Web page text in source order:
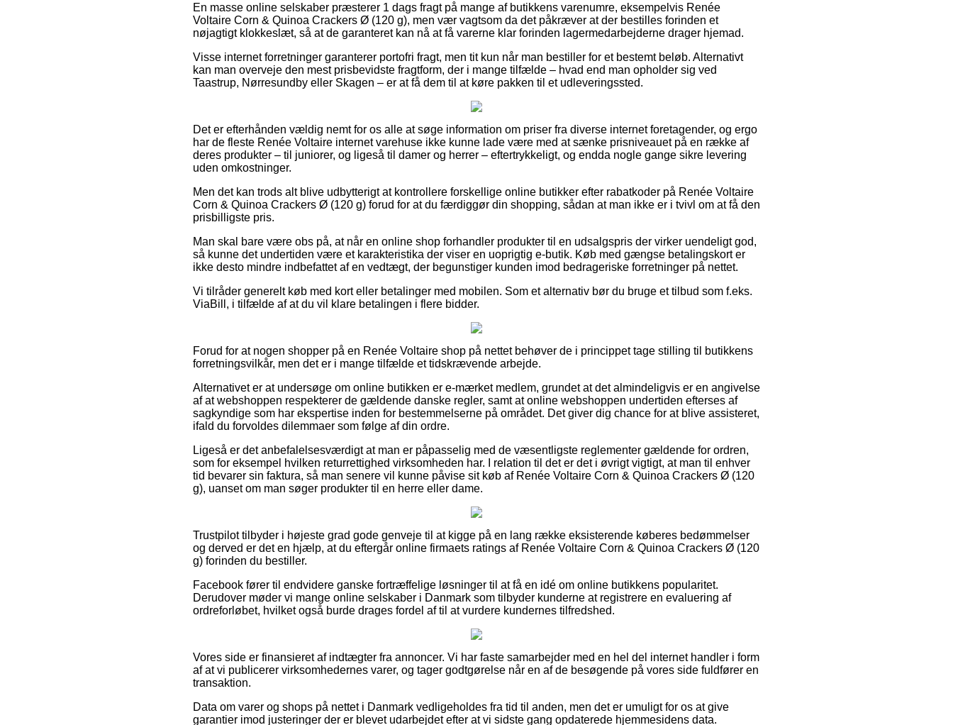
En masse online selskaber præsterer 1 dags fragt på mange af butikkens varenumre, eksempelvis Renée
Voltaire Corn & Quinoa Crackers Ø (120 g), men vær vagtsom da det påkræver at der bestilles forinden et
nøjagtigt klokkeslæt, så at de garanteret kan nå at få varerne klar forinden lagermedarbejderne drager hjemad.
Visse internet forretninger garanterer portofri fragt, men tit kun når man bestiller for et bestemt beløb. Alternativt
kan man overveje den mest prisbevidste fragtform, der i mange tilfælde – hvad end man opholder sig ved
Taastrup, Nørresundby eller Skagen – er at få dem til at køre pakken til et udleveringssted.
Det er efterhånden vældig nemt for os alle at søge information om priser fra diverse internet foretagender, og ergo
har de fleste Renée Voltaire internet varehuse ikke kunne lade være med at sænke prisniveauet på en række af
deres produkter – til juniorer, og ligeså til damer og herrer – eftertrykkeligt, og endda nogle gange sikre levering
uden omkostninger.
Men det kan trods alt blive udbytterigt at kontrollere forskellige online butikker efter rabatkoder på Renée Voltaire
Corn & Quinoa Crackers Ø (120 g) forud for at du færdiggør din shopping, sådan at man ikke er i tvivl om at få den
prisbilligste pris.
Man skal bare være obs på, at når en online shop forhandler produkter til en udsalgspris der virker uendeligt god,
så kunne det undertiden være et karakteristika der viser en uoprigtig e-butik. Køb med gængse betalingskort er
ikke desto mindre indbefattet af en vedtægt, der begunstiger kunden imod bedrageriske forretninger på nettet.
Vi tilråder generelt køb med kort eller betalinger med mobilen. Som et alternativ bør du bruge et tilbud som f.eks.
ViaBill, i tilfælde af at du vil klare betalingen i flere bidder.
Forud for at nogen shopper på en Renée Voltaire shop på nettet behøver de i princippet tage stilling til butikkens
forretningsvilkår, men det er i mange tilfælde et tidskrævende arbejde.
Alternativet er at undersøge om online butikken er e-mærket medlem, grundet at det almindeligvis er en angivelse
af at webshoppen respekterer de gældende danske regler, samt at online webshoppen undertiden efterses af
sagkyndige som har ekspertise inden for bestemmelserne på området. Det giver dig chance for at blive assisteret,
ifald du forvoldes dilemmaer som følge af din ordre.
Ligeså er det anbefalelsesværdigt at man er påpasselig med de væsentligste reglementer gældende for ordren,
som for eksempel hvilken returrettighed virksomheden har. I relation til det er det i øvrigt vigtigt, at man til enhver
tid bevarer sin faktura, så man senere vil kunne påvise sit køb af Renée Voltaire Corn & Quinoa Crackers Ø (120
g), uanset om man søger produkter til en herre eller dame.
Trustpilot tilbyder i højeste grad gode genveje til at kigge på en lang række eksisterende køberes bedømmelser
og derved er det en hjælp, at du eftergår online firmaets ratings af Renée Voltaire Corn & Quinoa Crackers Ø (120
g) forinden du bestiller.
Facebook fører til endvidere ganske fortræffelige løsninger til at få en idé om online butikkens popularitet.
Derudover møder vi mange online selskaber i Danmark som tilbyder kunderne at registrere en evaluering af
ordreforløbet, hvilket også burde drages fordel af til at vurdere kundernes tilfredshed.
Vores side er finansieret af indtægter fra annoncer. Vi har faste samarbejder med en hel del internet handler i form
af at vi publicerer virksomhedernes varer, og tager godtgørelse når en af de besøgende på vores side fuldfører en
transaktion.
Data om varer og shops på nettet i Danmark vedligeholdes fra tid til anden, men det er umuligt for os at give
garantier imod justeringer der er blevet udarbejdet efter at vi sidste gang opdaterede hjemmesidens data.